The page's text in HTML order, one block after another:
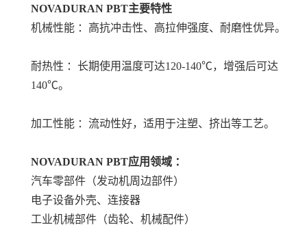
NOVADURAN PBT主要特性
机械性能 ：高抗冲击性、高拉伸强度、耐磨性优异。
耐热性 ：长期使用温度可达120-140℃，增强后可达
140℃。
加工性能 ：流动性好，适用于注塑、挤出等工艺。
NOVADURAN PBT应用领域 ：
汽车零部件（发动机周边部件）
电子设备外壳、连接器
工业机械部件（齿轮、机械配件）